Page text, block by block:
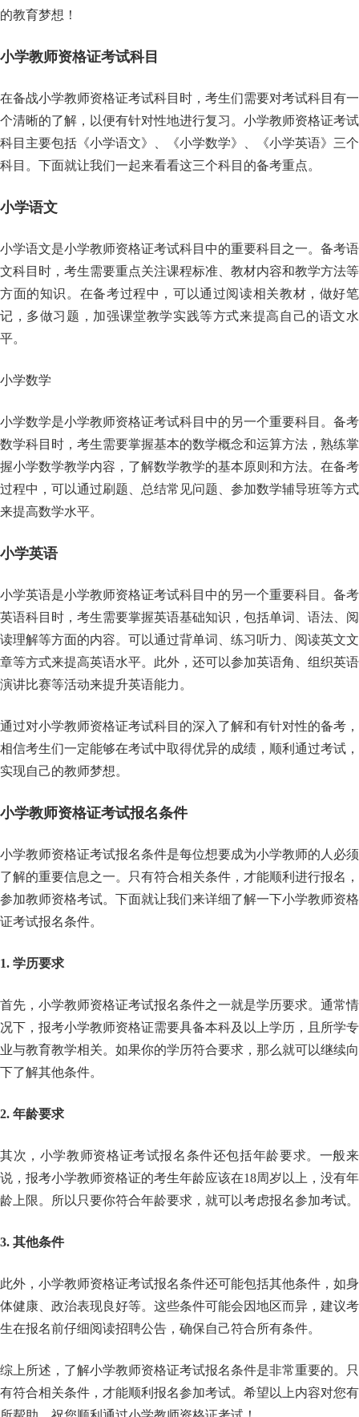
的教育梦想！
小学教师资格证考试科目
在备战小学教师资格证考试科目时，考生们需要对考试科目有一
个清晰的了解，以便有针对性地进行复习。小学教师资格证考试
科目主要包括《小学语文》、《小学数学》、《小学英语》三个
科目。下面就让我们一起来看看这三个科目的备考重点。
小学语文
小学语文是小学教师资格证考试科目中的重要科目之一。备考语
文科目时，考生需要重点关注课程标准、教材内容和教学方法等
方面的知识。在备考过程中，可以通过阅读相关教材，做好笔
记，多做习题，加强课堂教学实践等方式来提高自己的语文水
平。
小学数学
小学数学是小学教师资格证考试科目中的另一个重要科目。备考
数学科目时，考生需要掌握基本的数学概念和运算方法，熟练掌
握小学数学教学内容，了解数学教学的基本原则和方法。在备考
过程中，可以通过刷题、总结常见问题、参加数学辅导班等方式
来提高数学水平。
小学英语
小学英语是小学教师资格证考试科目中的另一个重要科目。备考
英语科目时，考生需要掌握英语基础知识，包括单词、语法、阅
读理解等方面的内容。可以通过背单词、练习听力、阅读英文文
章等方式来提高英语水平。此外，还可以参加英语角、组织英语
演讲比赛等活动来提升英语能力。
通过对小学教师资格证考试科目的深入了解和有针对性的备考，
相信考生们一定能够在考试中取得优异的成绩，顺利通过考试，
实现自己的教师梦想。
小学教师资格证考试报名条件
小学教师资格证考试报名条件是每位想要成为小学教师的人必须
了解的重要信息之一。只有符合相关条件，才能顺利进行报名，
参加教师资格考试。下面就让我们来详细了解一下小学教师资格
证考试报名条件。
1. 学历要求
首先，小学教师资格证考试报名条件之一就是学历要求。通常情
况下，报考小学教师资格证需要具备本科及以上学历，且所学专
业与教育教学相关。如果你的学历符合要求，那么就可以继续向
下了解其他条件。
2. 年龄要求
其次，小学教师资格证考试报名条件还包括年龄要求。一般来
说，报考小学教师资格证的考生年龄应该在18周岁以上，没有年
龄上限。所以只要你符合年龄要求，就可以考虑报名参加考试。
3. 其他条件
此外，小学教师资格证考试报名条件还可能包括其他条件，如身
体健康、政治表现良好等。这些条件可能会因地区而异，建议考
生在报名前仔细阅读招聘公告，确保自己符合所有条件。
综上所述，了解小学教师资格证考试报名条件是非常重要的。只
有符合相关条件，才能顺利报名参加考试。希望以上内容对您有